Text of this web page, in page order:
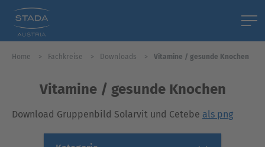
Home Fachkreise Downloads Vitamine / gesunde Knochen
Vitamine / gesunde Knochen
Download Gruppenbild Solarvit und Cetebe als png